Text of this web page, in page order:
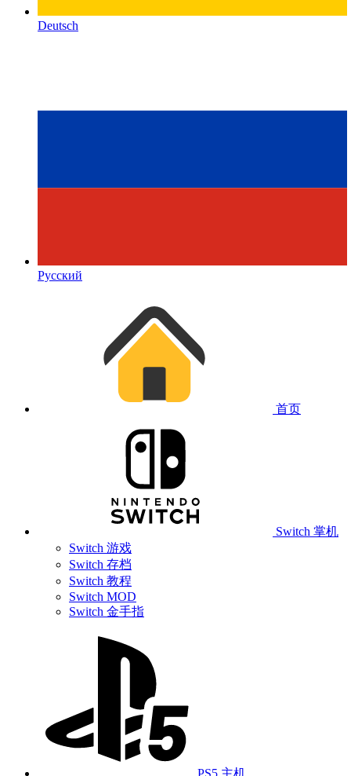
Deutsch
Русский
首页
Switch 掌机
Switch 游戏
Switch 存档
Switch 教程
Switch MOD
Switch 金手指